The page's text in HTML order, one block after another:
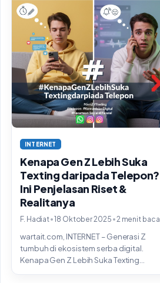
INTERNET
Kenapa Gen Z Lebih Suka
Texting daripada Telepon?
Ini Penjelasan Riset &
Realitanya
F. Hadiat•18 Oktober 2025 •2 menit baca
wartait.com, INTERNET – Generasi Z
tumbuh di ekosistem serba digital.
Kenapa Gen Z Lebih Suka Texting